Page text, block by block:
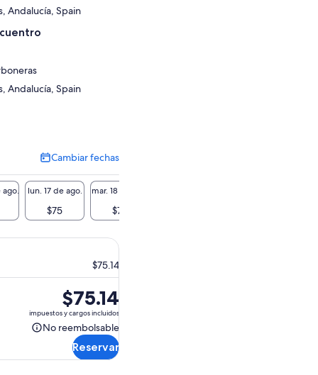
Andalucía, Spain
Andalucía, Spain
Cambiar fechas
Cambiar
fechas
ago. lun. 17 de ago.
$75
mar. 18 de ago.
$75
$75.14
El
precio
es
de
$75.14.
$75.14
impuestos y cargos incluidos
No reembolsable
No
reembolsableReservar